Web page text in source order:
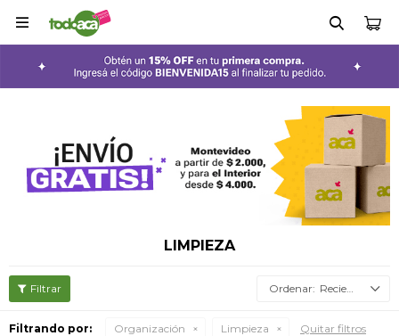

LIMPIEZA
Recientes
Filtrando por: Organización Limpieza Quitar filtros